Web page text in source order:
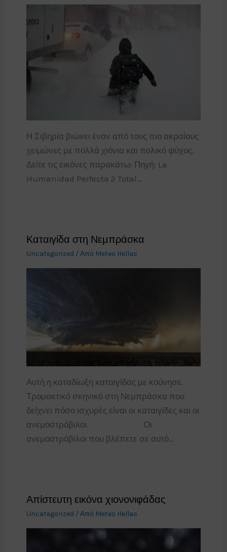
Η Σιβηρία βιώνει έναν από τους πιο ακραίους
χειμώνες με πολλά χιόνια και πολικό ψύχος.
Δείτε τις εικόνες παρακάτω: Πηγή: La
Humanidad Perfecta 2 Total…
Καταιγίδα στη Νεμπράσκα
Uncategorized / Από Meteo Hellas
Αυτή η καταδίωξη καταιγίδας με κούνησε.
Τρομακτικό σκηνικό στη Νεμπράσκα που
δείχνει πόσο ισχυρές είναι οι καταιγίδες και οι
ανεμοστρόβιλοι.⠀⠀⠀⠀⠀⠀⠀⠀⠀Οι
ανεμοστρόβιλοι που βλέπετε σε αυτό…
Απίστευτη εικόνα χιονονιφάδας
Uncategorized / Από Meteo Hellas